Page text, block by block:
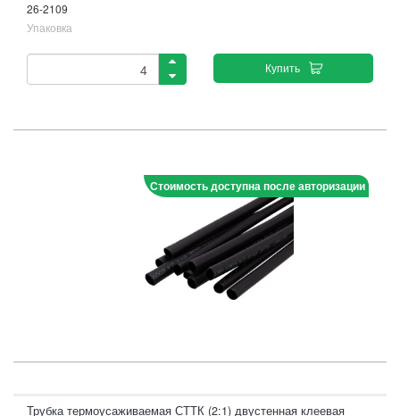
26-2109
Упаковка
Купить
Стоимость доступна после авторизации
Трубка термоусаживаемая СТТК (2:1) двустенная клеевая